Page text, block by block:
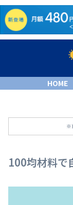
HOME
※
100均材料で